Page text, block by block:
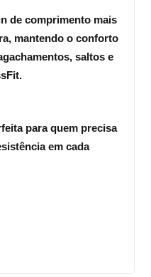
de comprimento mais
mantendo o conforto
saltos e
para quem precisa
em cada